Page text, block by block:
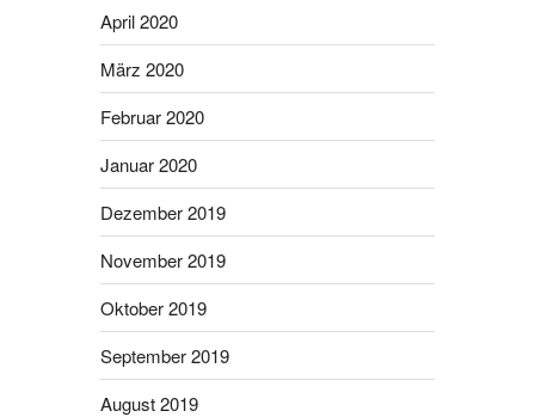
April 2020
März 2020
Februar 2020
Januar 2020
Dezember 2019
November 2019
Oktober 2019
September 2019
August 2019